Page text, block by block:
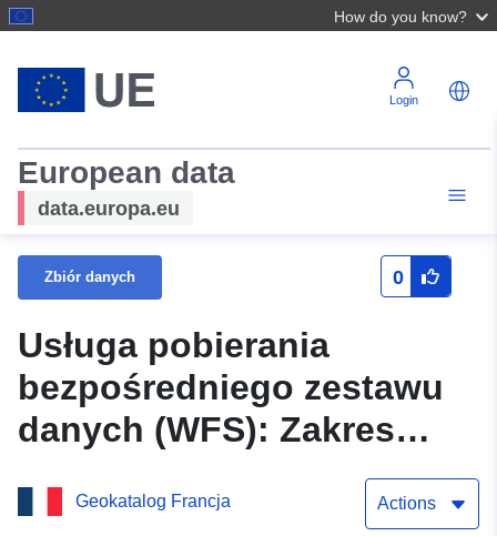
How do you know?
Login
European data
data.europa.eu
Zbiór danych 0
Usługa pobierania
bezpośredniego zestawu
danych (WFS): Zakres
ekspozycji na ryzyko –
PPRN Crolles – 03/12/2008
Geokatalog Francja Actions